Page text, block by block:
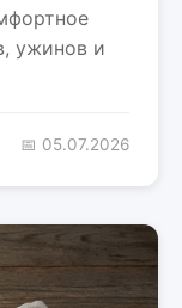
ужинов и
📅 05.07.2026